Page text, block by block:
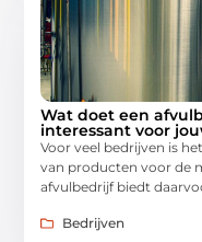
Wat doet een
interessant voor
Voor veel bedrijven is
van producten voor de
afvulbedrijf biedt
Bedrijven